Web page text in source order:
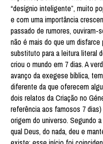
“desígnio inteligente”, muito
e com uma importância
passado de rumores,
não é mais do que um
substituto para a leitura literal
criou o mundo em 7 dias. A
avanço da exegese bíblica,
diferente da que oferecem
dois relatos da Criação no
referência aos famosos 7
origem do universo. Segundo
qual Deus, do nada, deu e